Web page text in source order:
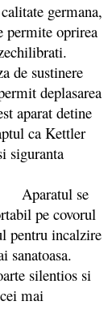
germana,
permite oprirea
de sustinere
deplasarea
aparat detine
ca Kettler
siguranta
Aparatul se
pe covorul
pentru incalzire
sanatoasa.
silentios si
mai